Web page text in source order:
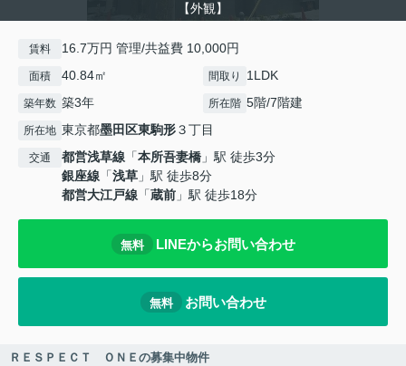
【外観】
賃料 16.7万円 管理/共益費 10,000円
面積 40.84㎡ 間取り 1LDK
築年数 築3年 所在階 5階/7階建
所在地 東京都墨田区東駒形３丁目
交通 都営浅草線 「本所吾妻橋 」駅 徒歩3分
銀座線 「浅草 」駅 徒歩8分
都営大江戸線 「蔵前 」駅 徒歩18分
無料 LINEからお問い合わせ
無料 お問い合わせ
ＲＥＳＰＥＣＴ ＯＮＥの募集中物件